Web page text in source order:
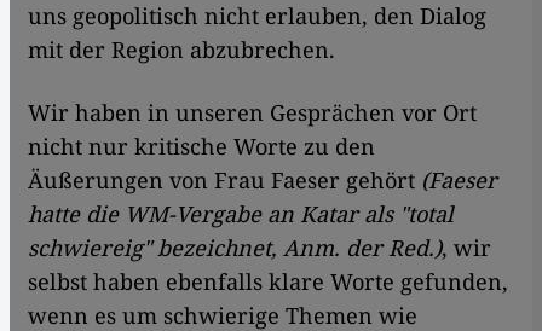
uns geopolitisch nicht erlauben, den Dialog
mit der Region abzubrechen.
Wir haben in unseren Gesprächen vor Ort
nicht nur kritische Worte zu den
Äußerungen von Frau Faeser gehört (Faeser
hatte die WM-Vergabe an Katar als "total
schwiereig" bezeichnet, Anm. der Red.), wir
selbst haben ebenfalls klare Worte gefunden,
wenn es um schwierige Themen wie